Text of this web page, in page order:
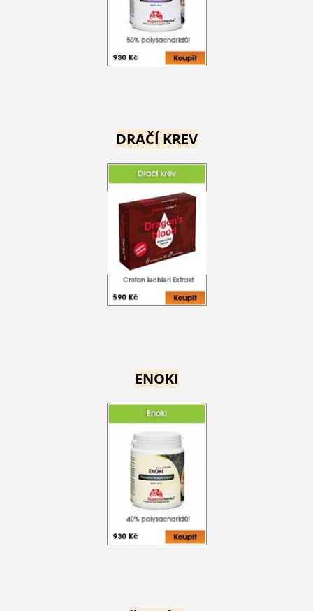
DRAČÍ KREV
ENOKI